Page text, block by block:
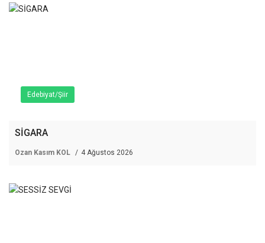
Edebiyat/Şiir
SİGARA
Ozan Kasım KOL 4 Ağustos 2026